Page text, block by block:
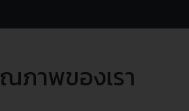
ภาพของเรา